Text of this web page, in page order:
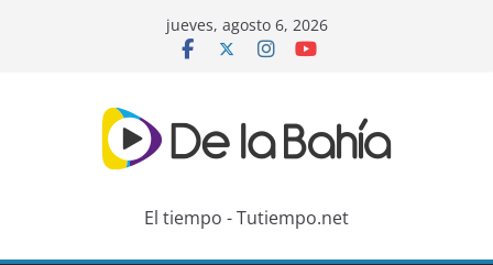
jueves, agosto 6, 2026
El tiempo - Tutiempo.net